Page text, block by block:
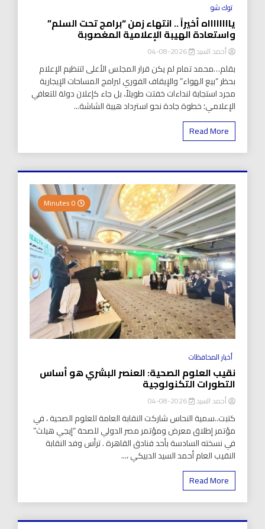
توك شو
يااااااااه أخيراً .. انتهاء زمن “برامج تحت السلم”
واستعادة الهيبة الإعلامية المغصوبة
أحمد السيد 2026-08-04
بقلم…محمد تمام لم يكن قرار المجلس الأعلى لتنظيم الإعلام
بحظر “بيع الهواء” والإيقاف الفوري لبرامج المساحات الإيجارية
مجرد استجابة لنداءات خفتت طويلاً، بل جاء كإعلان دولة للتعافي
الإعلامي؛ خطوة جادة نحو استرداد هيبة الشاشة...
Read More
أخبار المحافظات
نقيب العلوم الصحية: العنصر البشري هو أساس
التطورات التكنولوجية
أحمد السيد 2026-08-04
كتبت..سمية النحاس شاركت النقابة العامة للعلوم الصحية ، في
مؤتمر إطلاق معرض ومؤتمر مصر الدولي للصحة “إيجي هيلث”
في نسخته السادسة بأحد فنادق القاهرة . ترأس وفد النقابة
النقيب العام أحمد السيد الدبيكي ،...
Read More